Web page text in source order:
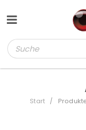
Start /